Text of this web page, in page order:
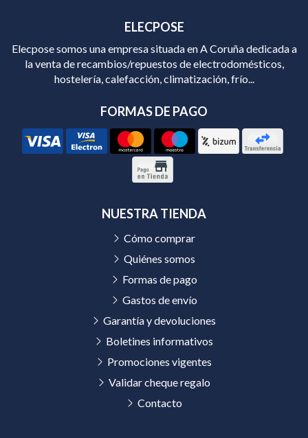
ELECPOSE
Elecpose somos una empresa situada en A Coruña dedicada a
la venta de recambios/repuestos de electrodomésticos,
hostelería, calefacción, climatización, frío...
FORMAS DE PAGO
NUESTRA TIENDA
Cómo comprar
Quiénes somos
Formas de pago
Gastos de envío
Garantía y devoluciones
Boletines informativos
Promociones vigentes
Validar cheque regalo
Contacto